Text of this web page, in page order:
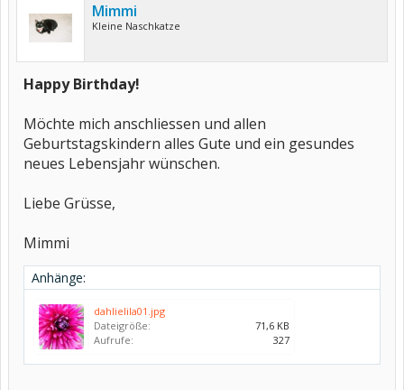
Mimmi
Kleine Naschkatze
Happy Birthday!
Möchte mich anschliessen und allen
Geburtstagskindern alles Gute und ein gesundes
neues Lebensjahr wünschen.
Liebe Grüsse,
Mimmi
Anhänge:
dahlielila01.jpg
Dateigröße:
71,6 KB
Aufrufe:
327